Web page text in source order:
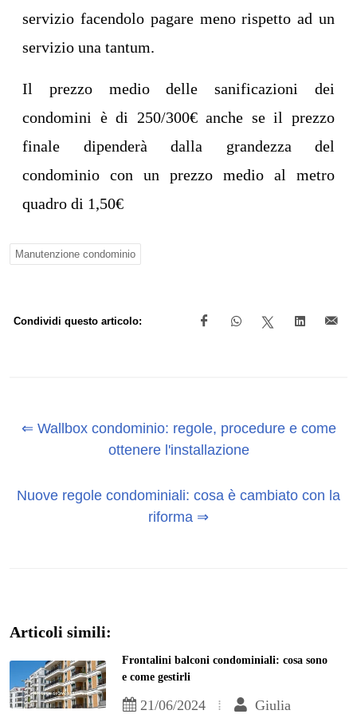
servizio facendolo pagare meno rispetto ad un
servizio una tantum.
Il prezzo medio delle sanificazioni dei
condomini è di 250/300€ anche se il prezzo
finale dipenderà dalla grandezza del
condominio con un prezzo medio al metro
quadro di 1,50€
Manutenzione condominio
Condividi questo articolo:
⇐ Wallbox condominio: regole, procedure e come
ottenere l'installazione
Nuove regole condominiali: cosa è cambiato con la
riforma ⇒
Articoli simili:
Frontalini balconi condominiali: cosa sono
e come gestirli
21/06/2024 Giulia